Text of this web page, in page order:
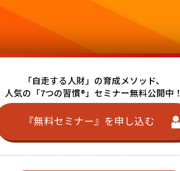
「自走する人財」の育成メソッド、
人気の「7つの習慣®」セミナー無料公開中！
『無料セミナー』を申し込む